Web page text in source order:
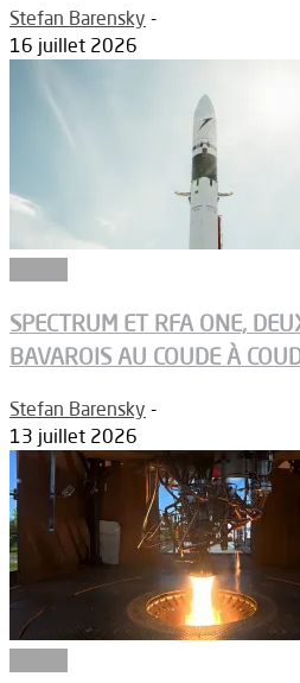
Stefan Barensky -
16 juillet 2026
SPECTRUM ET RFA ONE,
BAVAROIS AU COUDE À
Stefan Barensky -
13 juillet 2026